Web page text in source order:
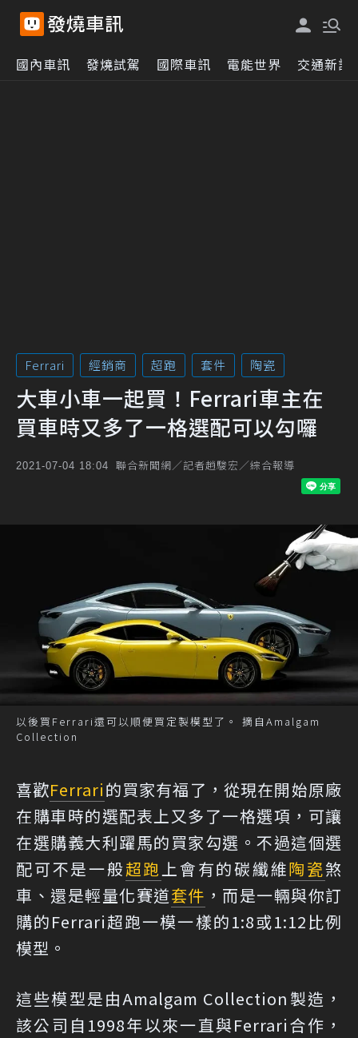
國內車訊 發燒試駕 國際車訊 電能世界 交通新訊
Ferrari 經銷商 超跑 套件 陶瓷
大車小車一起買！Ferrari車主在
買車時又多了一格選配可以勾囉
2021-07-04 18:04 聯合新聞網／記者趙駿宏／綜合報導
以後買Ferrari還可以順便買定製模型了。 摘自Amalgam
Collection
喜歡Ferrari的買家有福了，從現在開始原廠
在購車時的選配表上又多了一格選項，可讓
在選購義大利躍馬的買家勾選。不過這個選
配可不是一般超跑上會有的碳纖維陶瓷煞
車、還是輕量化賽道套件 ，而是一輛與你訂
購的Ferrari超跑一模一樣的1:8或1:12比例
模型。
這些模型是由Amalgam Collection製造，
該公司自1998年以來一直與Ferrari合作，